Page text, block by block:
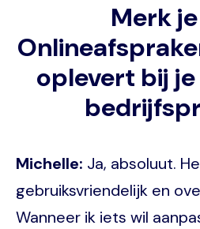
Merk
oplevert bij
Michelle: Ja, absoluut.
gebruiksvriendelijk en
Wanneer ik iets wil